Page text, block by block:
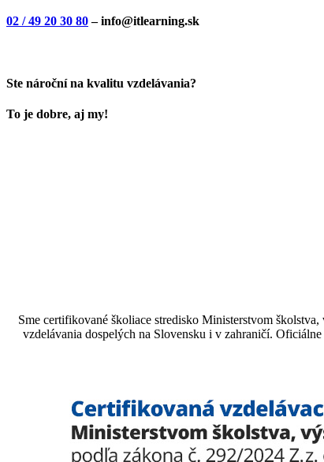
02 / 49 20 30 80– info@itlearning.sk
Ste nároční na kvalitu vzdelávania?
To je dobre, aj my!
Sme certifikované školiace stredisko Ministerstvom
vzdelávania dospelých na Slovensku i v zahraničí.​​​​​​​​​​​​​​​​